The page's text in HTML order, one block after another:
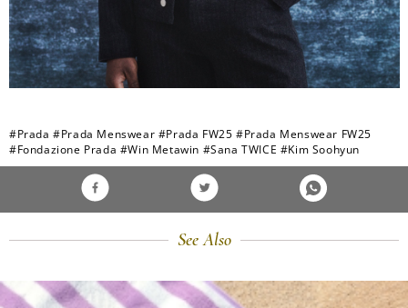
#Prada #Prada Menswear #Prada FW25 #Prada Menswear FW25
#Fondazione Prada #Win Metawin #Sana TWICE #Kim Soohyun
See Also